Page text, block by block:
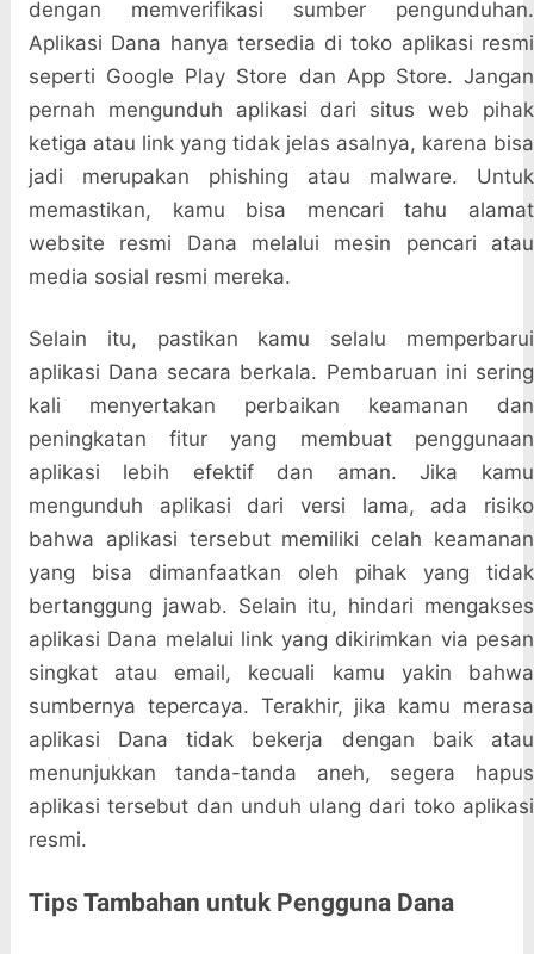
dengan memverifikasi sumber pengunduhan.
Aplikasi Dana hanya tersedia di toko aplikasi resmi
seperti Google Play Store dan App Store. Jangan
pernah mengunduh aplikasi dari situs web pihak
ketiga atau link yang tidak jelas asalnya, karena bisa
jadi merupakan phishing atau malware. Untuk
memastikan, kamu bisa mencari tahu alamat
website resmi Dana melalui mesin pencari atau
media sosial resmi mereka.
Selain itu, pastikan kamu selalu memperbarui
aplikasi Dana secara berkala. Pembaruan ini sering
kali menyertakan perbaikan keamanan dan
peningkatan fitur yang membuat penggunaan
aplikasi lebih efektif dan aman. Jika kamu
mengunduh aplikasi dari versi lama, ada risiko
bahwa aplikasi tersebut memiliki celah keamanan
yang bisa dimanfaatkan oleh pihak yang tidak
bertanggung jawab. Selain itu, hindari mengakses
aplikasi Dana melalui link yang dikirimkan via pesan
singkat atau email, kecuali kamu yakin bahwa
sumbernya tepercaya. Terakhir, jika kamu merasa
aplikasi Dana tidak bekerja dengan baik atau
menunjukkan tanda-tanda aneh, segera hapus
aplikasi tersebut dan unduh ulang dari toko aplikasi
resmi.
Tips Tambahan untuk Pengguna Dana